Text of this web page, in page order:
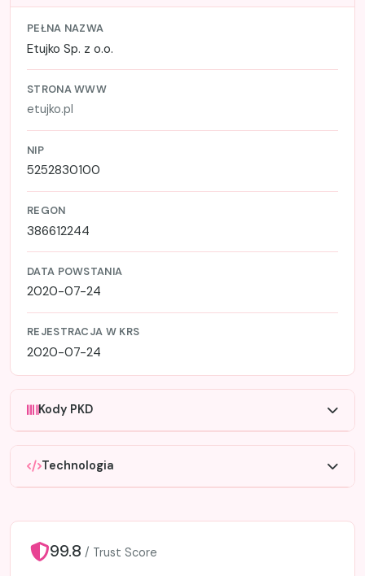
PEŁNA NAZWA
Etujko Sp. z o.o.
STRONA WWW
etujko.pl
NIP
5252830100
REGON
386612244
DATA POWSTANIA
2020-07-24
REJESTRACJA W KRS
2020-07-24
Kody PKD
Technologia
99.8 / Trust Score